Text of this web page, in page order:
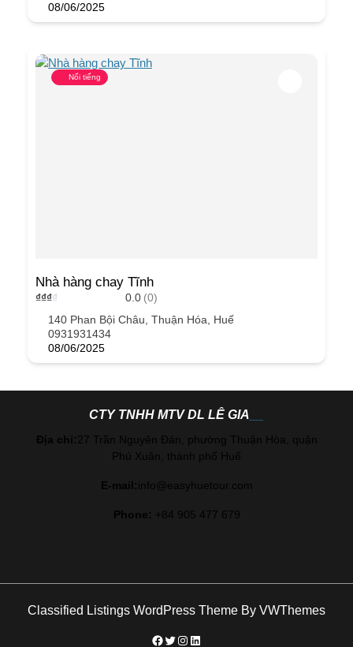
08/06/2025
Nổi tiếng
Nhà hàng chay Tĩnh
₫₫₫₫ 0.0 (0)
140 Phan Bội Châu, Thuận Hóa, Huế
0931931434
08/06/2025
CTY TNHH MTV DL LÊ GIA
Địa chỉ:27 Trần Nguyên Đán, phường Thuận Hòa, quận
Phú Xuân, thành phố Huế
E-mail:info@easyhuetour.com
Phone: +84 905 477 679
Classified Listings WordPress Theme By VWThemes
# Twitter Instagram LinkedIn